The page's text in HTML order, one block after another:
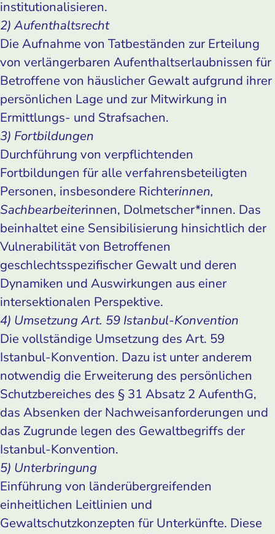
institutionalisieren.
2) Aufenthaltsrecht
Die Aufnahme von Tatbeständen zur Erteilung
von verlängerbaren Aufenthaltserlaubnissen für
Betroffene von häuslicher Gewalt aufgrund ihrer
persönlichen Lage und zur Mitwirkung in
Ermittlungs- und Strafsachen.
3) Fortbildungen
Durchführung von verpflichtenden
Fortbildungen für alle verfahrensbeteiligten
Personen, insbesondere Richterinnen,
Sachbearbeiterinnen, Dolmetscher*innen. Das
beinhaltet eine Sensibilisierung hinsichtlich der
Vulnerabilität von Betroffenen
geschlechtsspezifischer Gewalt und deren
Dynamiken und Auswirkungen aus einer
intersektionalen Perspektive.
4) Umsetzung Art. 59 Istanbul-Konvention
Die vollständige Umsetzung des Art. 59
Istanbul-Konvention. Dazu ist unter anderem
notwendig die Erweiterung des persönlichen
Schutzbereiches des § 31 Absatz 2 AufenthG,
das Absenken der Nachweisanforderungen und
das Zugrunde legen des Gewaltbegriffs der
Istanbul-Konvention.
5) Unterbringung
Einführung von länderübergreifenden
einheitlichen Leitlinien und
Gewaltschutzkonzepten für Unterkünfte. Diese